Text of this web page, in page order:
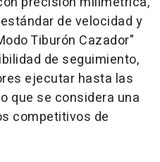
de velocidad y
Tiburón Cazador"
de seguimiento,
ejecutar hasta las
que se considera una
competitivos de